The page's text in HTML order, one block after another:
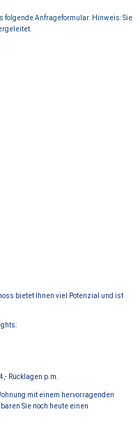
folgende Anfrageformular. Hinweis: Sie
bietet Ihnen viel Potenzial und ist
Rücklagen p.m.
mit einem hervorragenden
Sie noch heute einen